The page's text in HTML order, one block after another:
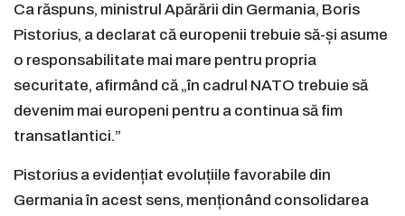
Ca răspuns, ministrul Apărării din Germania, Boris
Pistorius, a declarat că europenii trebuie să-și asume
o responsabilitate mai mare pentru propria
securitate, afirmând că „în cadrul NATO trebuie să
devenim mai europeni pentru a continua să fim
transatlantici.”
Pistorius a evidențiat evoluțiile favorabile din
Germania în acest sens, menționând consolidarea